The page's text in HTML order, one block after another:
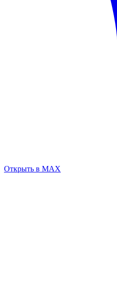
Открыть в MAX